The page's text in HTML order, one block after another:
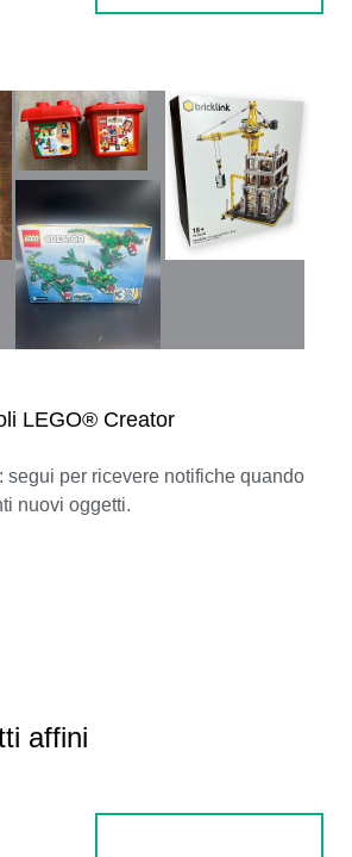
LEGO® Creator
segui per ricevere notifiche quando
nuovi oggetti.
affini